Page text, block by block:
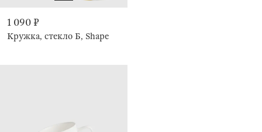
1 090 ₽
Кружка, стекло Б, Shape